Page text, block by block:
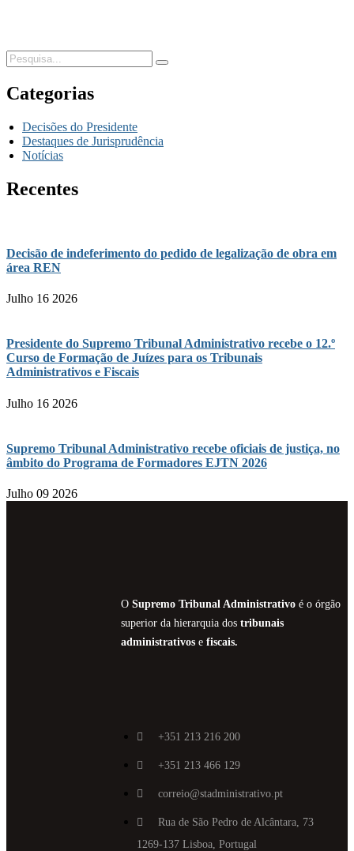
Categorias
Decisões do Presidente
Destaques de Jurisprudência
Notícias
Recentes
Decisão de indeferimento do pedido de legalização de obra em
área REN
Julho 16 2026
Presidente do Supremo Tribunal Administrativo recebe o 12.º
Curso de Formação de Juízes para os Tribunais
Administrativos e Fiscais
Julho 16 2026
Supremo Tribunal Administrativo recebe oficiais de justiça, no
âmbito do Programa de Formadores EJTN 2026
Julho 09 2026
O Supremo Tribunal Administrativoé o órgão
superior da hierarquia dos tribunais
administrativose fiscais.
+351 213 216 200
+351 213 466 129
correio@stadministrativo.pt
Rua de São Pedro de Alcântara, 73
1269-137 Lisboa, Portugal